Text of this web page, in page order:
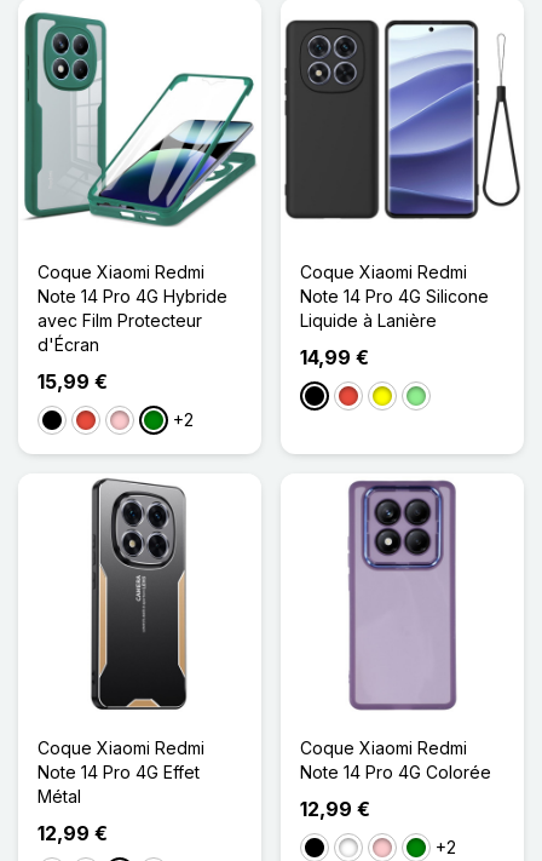
Coque Xiaomi Redmi
Note 14 Pro 4G Hybride
avec Film Protecteur
d'Écran
15,99 €
NoirRougeRoseVert+2
Coque Xiaomi Redmi
Note 14 Pro 4G Silicone
Liquide à Lanière
14,99 €
NoirRougeJauneVert clair
Coque Xiaomi Redmi
Note 14 Pro 4G Effet
Métal
12,99 €
Coque Xiaomi Redmi
Note 14 Pro 4G Colorée
12,99 €
NoirBlancRoseVert+2